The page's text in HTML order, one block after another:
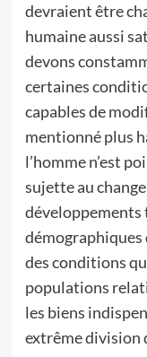
devraient être
humaine aussi
devons
certaines
capables de
mentionné plus
l’homme n’est
sujette au
développements
démographiques
des conditions
populations
les biens
extrême division